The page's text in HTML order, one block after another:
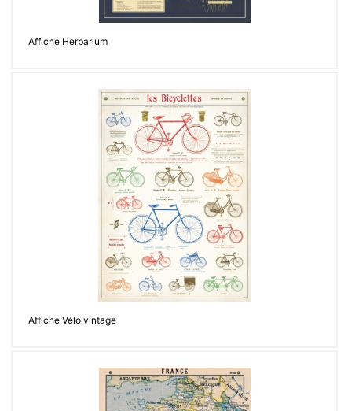
Affiche Herbarium
Affiche Vélo vintage